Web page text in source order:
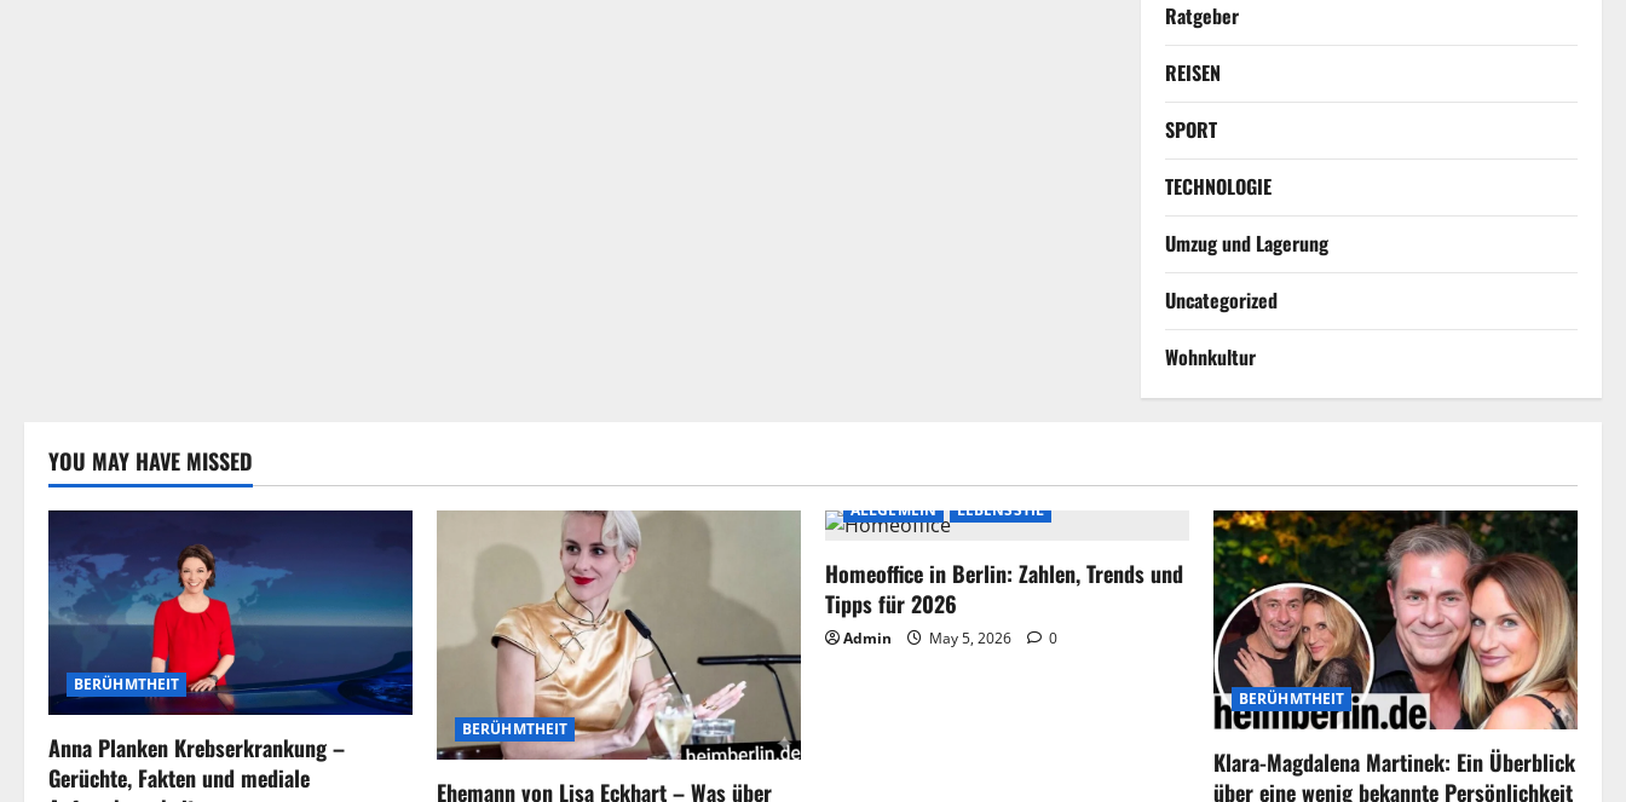
Ratgeber
REISEN
SPORT
TECHNOLOGIE
Umzug und Lagerung
Uncategorized
Wohnkultur
YOU MAY HAVE MISSED
BERÜHMTHEIT
Anna Planken Krebserkrankung –
Gerüchte, Fakten und mediale
BERÜHMTHEIT
Ehemann von Lisa Eckhart – Was über
ALLGEMEIN LEBENSSTIL
Homeoffice in Berlin: Zahlen, Trends und
Tipps für 2026
Admin May 5, 2026 0
BERÜHMTHEIT
Klara-Magdalena Martinek: Ein Überblick
über eine wenig bekannte Persönlichkeit